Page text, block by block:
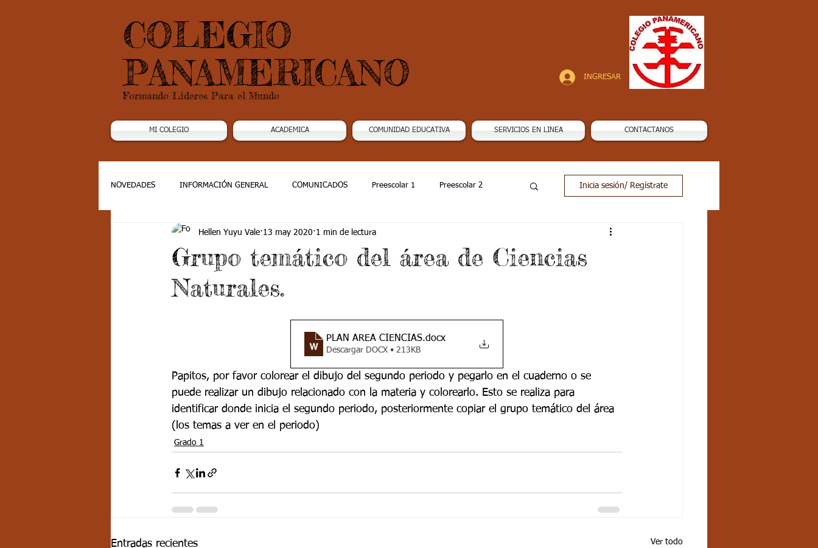
COLEGIO
PANAMERICANO
Formando Lideres Para el Mundo
INGRESAR
MI COLEGIO ACADEMICA COMUNIDAD EDUCATIVA SERVICIOS EN LINEA CONTACTANOS
NOVEDADES INFORMACIÓN GENERAL COMUNICADOS Preescolar 1 Preescolar 2
Grado 2 Grado 3 Grado 4 Grado 5
Grado 7 -2 Grado 8 Grado 9
FORMACIÓN POR CICLOS
Inicia sesión/ Regístrate
Grupo temático del área de Ciencias
Naturales.
Hellen Yuyu Vale 13 may 2020 1 min de lectura
PLAN AREA CIENCIAS.docx
Descargar DOCX • 213KB
Papitos, por favor colorear el dibujo del segundo periodo y pegarlo en el cuaderno o se
puede realizar un dibujo relacionado con la materia y colorearlo. Esto se realiza para
identificar donde inicia el segundo periodo, posteriormente copiar el grupo temático del área
(los temas a ver en el periodo)
Grado 1
Entradas recientes Ver todo